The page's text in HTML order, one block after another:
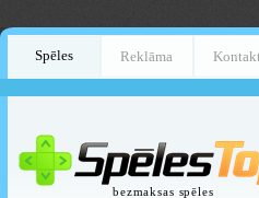
Spēles Reklāma
bezmaksas spēles